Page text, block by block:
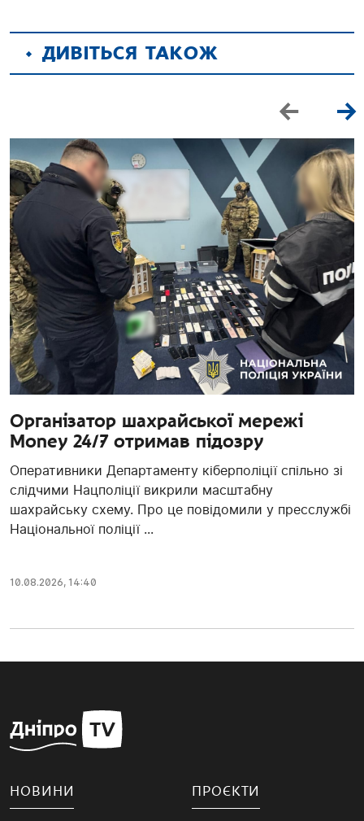
ДИВІТЬСЯ ТАКОЖ
Організатор шахрайської мережі
Money 24/7 отримав підозру
Оперативники Департаменту кіберполіції спільно зі
слідчими Нацполіції викрили масштабну
шахрайську схему. Про це повідомили у пресслужбі
Національної поліції ...
10.08.2026, 14:40
НОВИНИ ПРОЄКТИ